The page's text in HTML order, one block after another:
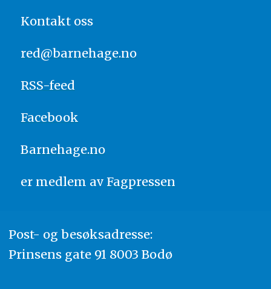
Kontakt oss
red@barnehage.no
RSS-feed
Facebook
Barnehage.no
er medlem av Fagpressen
Post- og besøksadresse:
Prinsens gate 91 8003 Bodø